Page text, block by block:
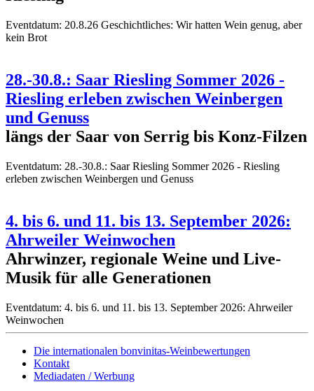
Eventdatum: 20.8.26 Geschichtliches: Wir hatten Wein genug, aber
kein Brot
28.-30.8.: Saar Riesling Sommer 2026 -
Riesling erleben zwischen Weinbergen
und Genuss
längs der Saar von Serrig bis Konz-Filzen
Eventdatum: 28.-30.8.: Saar Riesling Sommer 2026 - Riesling
erleben zwischen Weinbergen und Genuss
4. bis 6. und 11. bis 13. September 2026:
Ahrweiler Weinwochen
Ahrwinzer, regionale Weine und Live-
Musik für alle Generationen
Eventdatum: 4. bis 6. und 11. bis 13. September 2026: Ahrweiler
Weinwochen
Die internationalen bonvinitas-Weinbewertungen
Kontakt
Mediadaten / Werbung